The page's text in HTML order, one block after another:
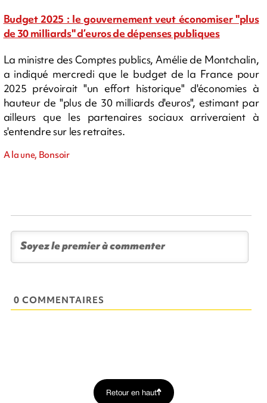
Budget 2025 : le gouvernement veut économiser "plus
de 30 milliards" d’euros de dépenses publiques
La ministre des Comptes publics, Amélie de Montchalin,
a indiqué mercredi que le budget de la France pour
2025 prévoirait "un effort historique" d'économies à
hauteur de "plus de 30 milliards d'euros", estimant par
ailleurs que les partenaires sociaux arriveraient à
s'entendre sur les retraites.
A la une, Bonsoir
0 COMMENTAIRES
Retour en haut